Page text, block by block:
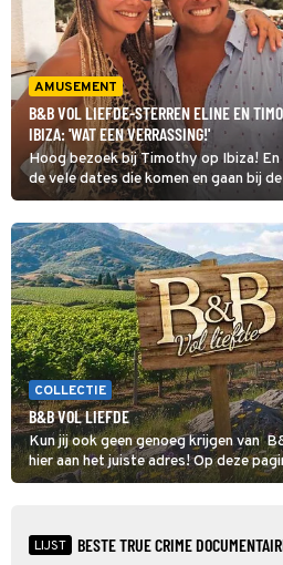
AMUSEMENT
B&B VOL LIEFDE-STERREN ELINE EN
IBIZA: 'WAT EEN VERRASSING!'
Hoog bezoek bij Timothy op Ibiza!
de vele dates die komen en gaan bij
COLLECTIE
B&B VOL LIEFDE
Kun jij ook geen genoeg krijgen van
hier aan het juiste adres! Op deze
de hoogte van al het nieuws over de
LIJST BESTE TRUE CRIME